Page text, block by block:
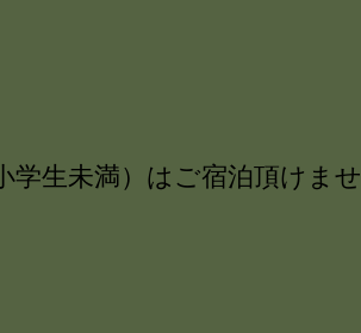
学生未満）はご宿泊頂けませ